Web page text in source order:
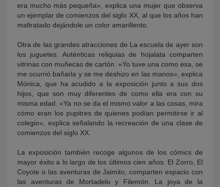
era mucho más pequeña», explica una mujer que observa
un ejemplar de comienzos del siglo XX, al que los años han
maltratado dejándole un color amarillento.
Otra de las grandes atracciones de La escuela de ayer son
los juguetes. Auténticas reliquias de hojalata comparten
vitrinas con muñecas de cartón. «Yo tuve una como esa, se
me ocurrió bañarla y se me deshizo en las manos», explica
Mónica, que ha acudido a la exposición junto a sus dos
hijos, que son muy diferentes de como ella era con su
misma edad. «Ya no se da el mismo valor a las cosas, mira
cómo eran los pupitres de quienes podían permitirse ir al
colegio», explica señalando la recreación de una clase de
comienzos del siglo XX.
La exposición también recoge algunos de los cómics de
mayor éxito a lo largo de los últimos cien años. El Zorro, El
Coyote o las aventuras de Jaimito, comparten espacio con
las aventuras de Mortadelo y Filemón. La joya de la